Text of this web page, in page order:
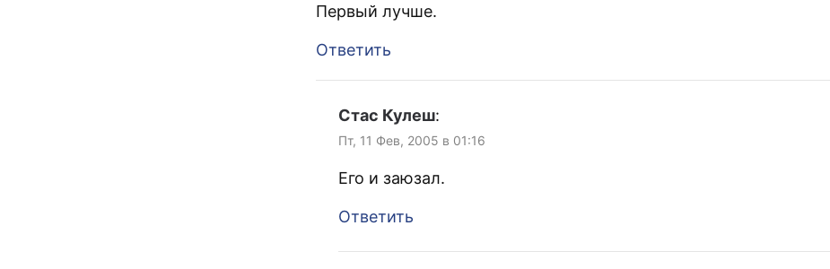
Первый лучше.
Ответить
Стас Кулеш:
Пт, 11 Фев, 2005 в 01:16
Его и заюзал.
Ответить